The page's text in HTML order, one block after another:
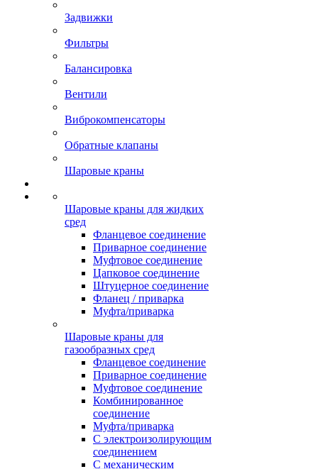
Задвижки
Фильтры
Балансировка
Вентили
Виброкомпенсаторы
Обратные клапаны
Шаровые краны
Шаровые краны для жидких
сред
Фланцевое соединение
Приварное соединение
Муфтовое соединение
Цапковое соединение
Штуцерное соединение
Фланец / приварка
Муфта/приварка
Шаровые краны для
газообразных сред
Фланцевое соединение
Приварное соединение
Муфтовое соединение
Комбинированное
соединение
Муфта/приварка
С электроизолирующим
соединением
С механическим